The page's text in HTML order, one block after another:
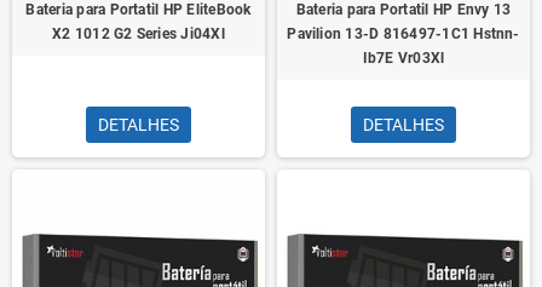
Bateria para Portatil HP EliteBook
X2 1012 G2 Series Ji04Xl
DETALHES
Bateria para Portatil HP Envy 13
Pavilion 13-D 816497-1C1 Hstnn-
Ib7E Vr03Xl
DETALHES